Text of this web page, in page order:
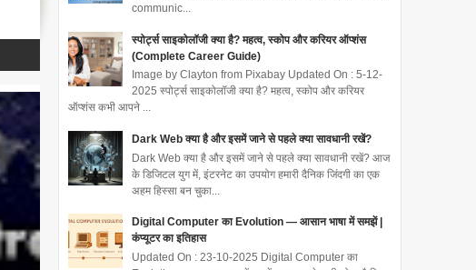
communic...
स्पोर्ट्स साइकोलॉजी क्या है? महत्व, स्कोप और करियर ऑप्शंस
(Complete Career Guide)
Image by Clayton from Pixabay Updated On : 5-12-
2025 स्पोर्ट्स साइकोलॉजी क्या है? महत्व, स्कोप और करियर
ऑप्शंस कभी आपने ...
Dark Web क्या है और इसमें जाने से पहले क्या सावधानी रखें?
Dark Web क्या है और इसमें जाने से पहले क्या सावधानी रखें? आज
के डिजिटल युग में, इंटरनेट का उपयोग हमारी दैनिक जिंदगी का एक
अहम हिस्सा बन चुका...
Digital Computer का Evolution — आसान भाषा में समझें |
कंप्यूटर का इतिहास
Updated On : 23-10-2025 Digital Computer का